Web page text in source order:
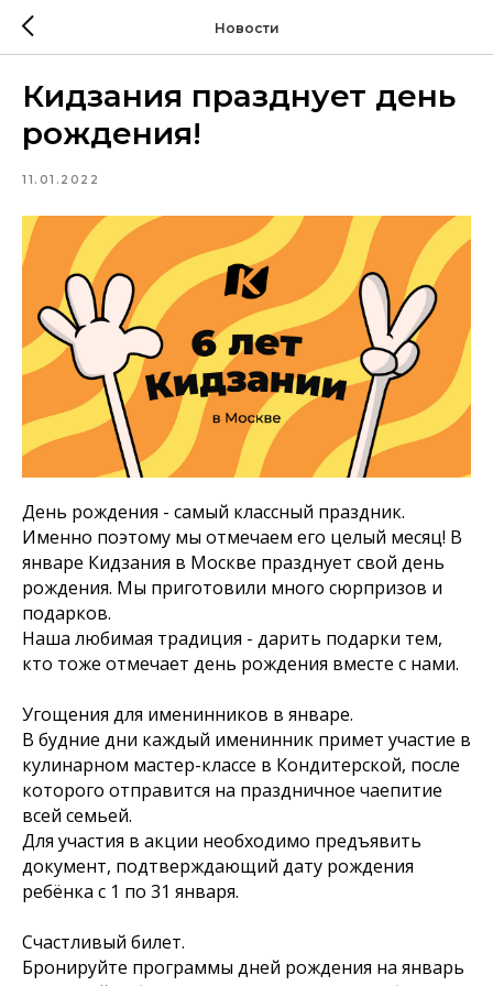
Новости
Кидзания празднует день
рождения!
11.01.2022
День рождения - самый классный праздник.
Именно поэтому мы отмечаем его целый месяц! В
январе Кидзания в Москве празднует свой день
рождения. Мы приготовили много сюрпризов и
подарков.
⁣⁣Наша любимая традиция - дарить подарки тем,
кто тоже отмечает день рождения вместе с нами.
Угощения для именинников в январе.⠀
⁣⁣В будние дни каждый именинник примет участие в
кулинарном мастер-классе в Кондитерской, после
которого отправится на праздничное чаепитие
всей семьей.⁣⁣⠀
⁣⁣Для участия в акции необходимо предъявить
документ, подтверждающий дату рождения
ребёнка с 1 по 31 января.⁣⁣⠀
Счастливый билет⁣⁣.⠀
⁣⁣Бронируйте программы дней рождения на январь